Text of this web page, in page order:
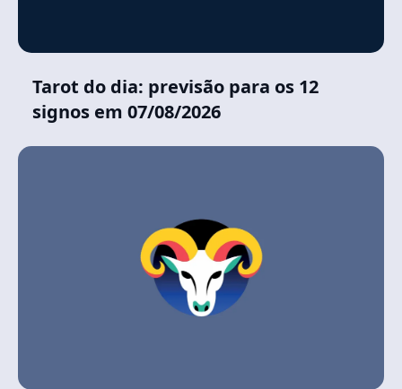
Tarot do dia: previsão para os 12
signos em 07/08/2026